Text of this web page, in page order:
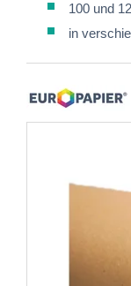
100 und
in